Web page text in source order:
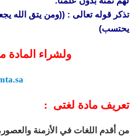
تذكر قوله تعالى : ((ومن يتق الله
يحتسب)
ولشراء المادة
تعريف مادة لغتى :
من أقدم اللغات في الأزمنة